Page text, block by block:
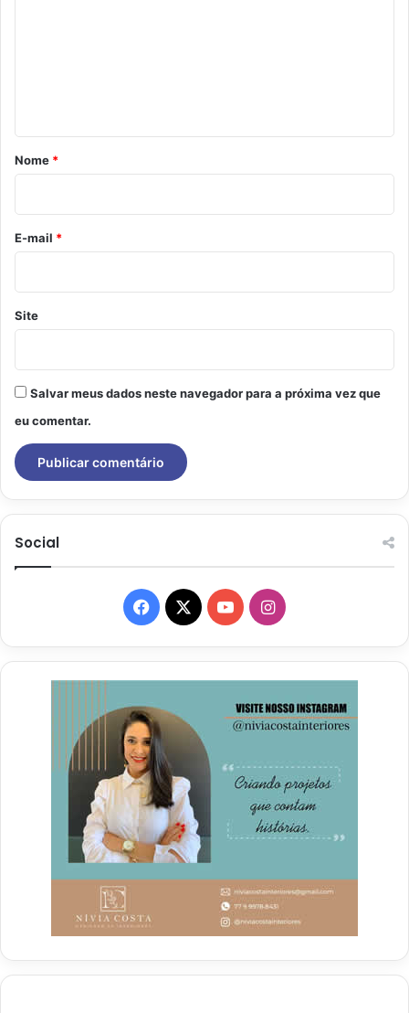
r
o
*
Nome *
E-mail *
Site
Salvar meus dados neste navegador para a próxima vez que
eu comentar.
Social
Facebook
X YouTubeInstagram